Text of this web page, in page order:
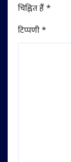
चिह्नित हैं *
टिप्पणी*